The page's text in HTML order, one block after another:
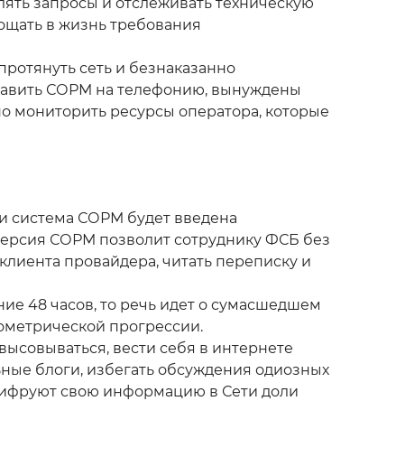
в жизнь требования
сеть и безнаказанно
СОРМ на телефонию, вынуждены
мониторить ресурсы оператора, которые
система СОРМ будет введена
СОРМ позволит сотруднику ФСБ без
провайдера, читать переписку и
48 часов, то речь идет о сумасшедшем
прогрессии.
вести себя в интернете
блоги, избегать обсуждения одиозных
свою информацию в Сети доли